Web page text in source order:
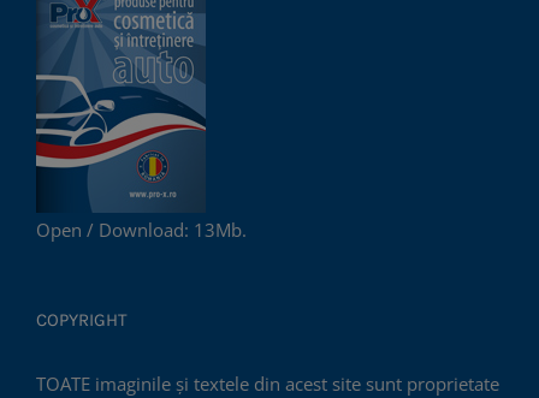
Open / Download: 13Mb.
COPYRIGHT
TOATE imaginile și textele din acest site sunt proprietate